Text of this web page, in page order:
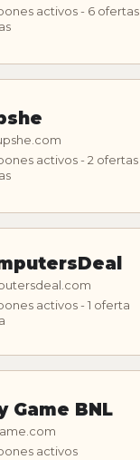
activos - 6 ofertas
activos - 2 ofertas
activos - 1 oferta
Game BNL
activos